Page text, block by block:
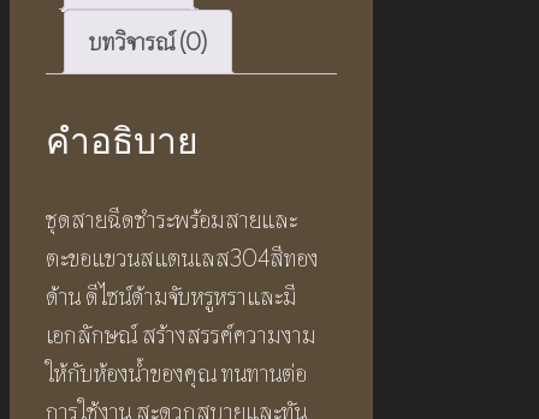
บทวิจารณ์ (0)
คำอธิบาย
ชุดสายฉีดชำระพร้อมสายและ
ตะขอแขวนสแตนเลส304สีทอง
ด้าน ดีไซน์ด้ามจับหรูหราและมี
เอกลักษณ์ สร้างสรรค์ความงาม
ให้กับห้องน้ำของคุณ ทนทานต่อ
การใช้งาน สะดวกสบายและทัน